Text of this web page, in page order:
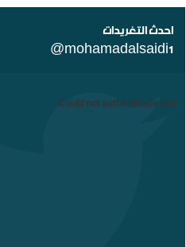
احدث التغريدات
@mohamadalsaidi1
Could not authenticate you.